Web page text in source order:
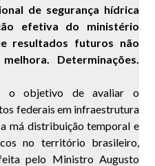
de segurança hídrica
efetiva do ministério
resultados futuros não
Determinações.
o objetivo de avaliar o
federais em infraestrutura
má distribuição temporal e
no território brasileiro,
pelo Ministro Augusto